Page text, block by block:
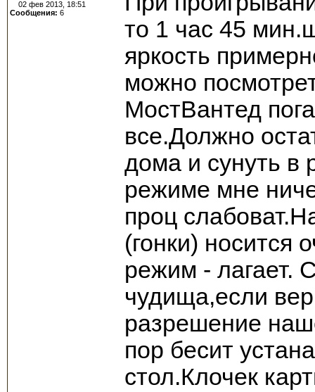
02 фев 2013, 18:51
Сообщения: 6
то 1 час 45
яркость
можно
МостВантед
все.Должно
дома и сунуть в
режиме мне
проц
(гонки) носится
режим - лагает.
чудища,если
разрешение
пор бесит
стол.Клочек